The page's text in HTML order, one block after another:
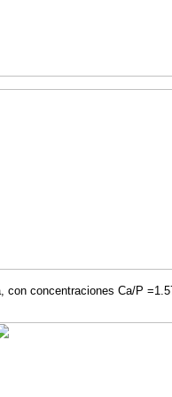
concentraciones Ca/P